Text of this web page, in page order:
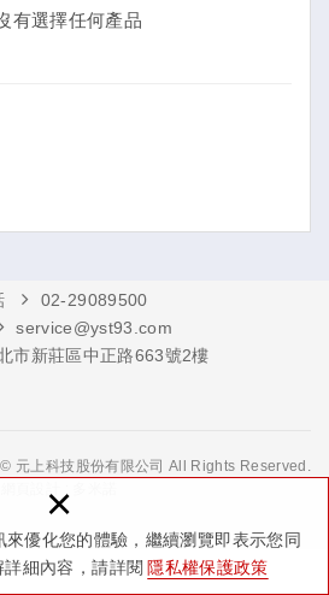
優化您的體驗，繼續瀏覽即表示您同
細內容，請詳閱 隱私權保護政策
×
有選擇任何產品
02-29089500
service@yst93.com
市新莊區中正路663號2樓
元上科技股份有限公司 All Rights Reserved.